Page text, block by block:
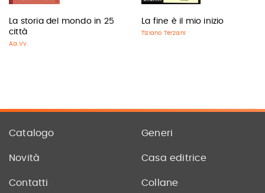
La storia del mondo in 25
città
Aa.Vv.
La fine è il mio inizio
Tiziano Terzani
Catalogo Generi
Novità Casa editrice
Contatti Collane